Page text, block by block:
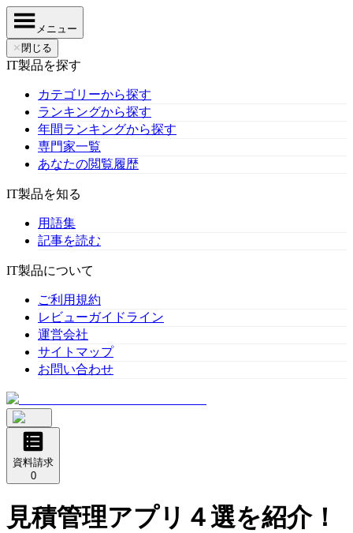
メニュー
✕ 閉じる
IT製品を探す
カテゴリーから探す
ランキングから探す
年間ランキングから探す
専門家一覧
あなたの閲覧履歴
IT製品を知る
用語集
記事を読む
IT製品について
ご利用規約
レビューガイドライン
運営会社
サイトマップ
お問い合わせ
資料請求
0
見積管理アプリ４選を紹介！